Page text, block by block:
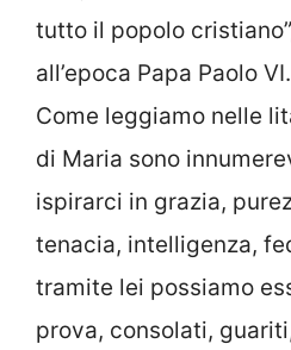
tutto il popolo
all’epoca Papa Paolo VI.
Come leggiamo nelle
di Maria sono
ispirarci in grazia,
tenacia, intelligenza,
tramite lei possiamo
prova, consolati,